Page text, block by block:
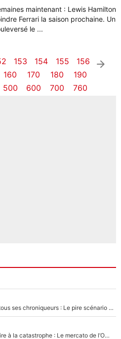
maintenant : Lewis Hamilton
Ferrari la saison prochaine. Un
le ...
153 154 155
156
160 170 180
190
500 600 700 760
arrow_right
L’Equipe du Soir change presque tous ses chroniqueurs : Le pire scénario imaginé par l’IA après le départ de Johan Micoud !
Une décision de Frank McCourt vire à la catastrophe : Le mercato de l’OM provoque de nouvelles tensions en pleine crise financière !